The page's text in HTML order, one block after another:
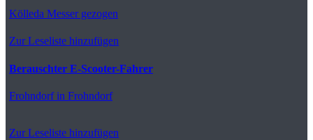
Kölleda Messer gezogen
Zur Leseliste hinzufügen
Berauschter E-Scooter-Fahrer
Frohndorfin Frohndorf
Zur Leseliste hinzufügen